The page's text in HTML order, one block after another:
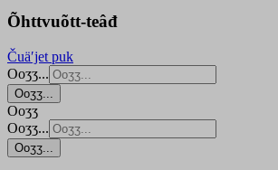
Õhttvuõtt-teâđ
Čuäʹjet puk
Ooʒʒ...
Ooʒʒ...
Ooʒʒ
Ooʒʒ...
Ooʒʒ...